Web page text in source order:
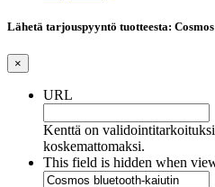
Lähetä tarjouspyyntö tuotteesta:
×
URL
Kenttä on
koskemattomaksi.
This field is hidden when